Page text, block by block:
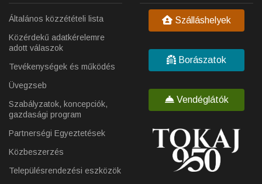
Általános közzétételi lista
Közérdekű adatkérelemre
adott válaszok
Tevékenységek és működés
Üvegzseb
Szabályzatok, koncepciók,
gazdasági program
Partnerségi Egyeztetések
Közbeszerzés
Településrendezési eszközök
Szálláshelyek
Borászatok
Vendéglátók